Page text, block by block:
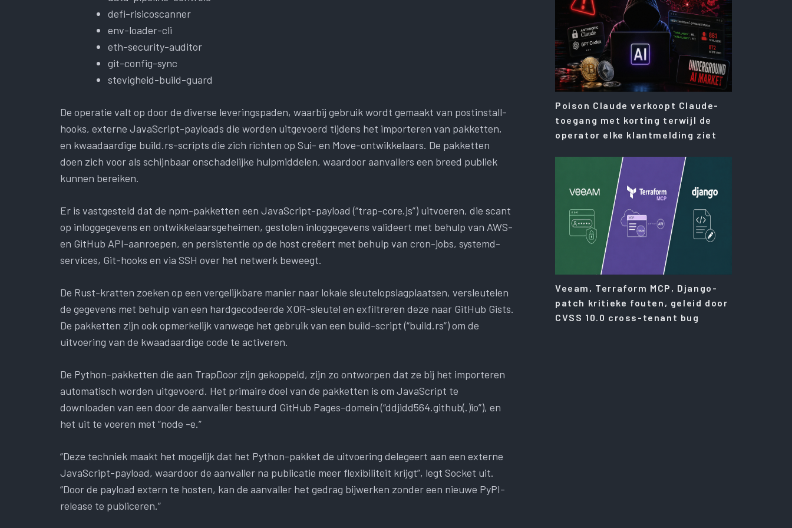
defi-risicoscanner
env-loader-cli
eth-security-auditor
git-config-sync
stevigheid-build-guard
De operatie valt op door de diverse leveringspaden, waarbij gebruik wordt gemaakt van postinstall-
hooks, externe JavaScript-payloads die worden uitgevoerd tijdens het importeren van pakketten,
en kwaadaardige build.rs-scripts die zich richten op Sui- en Move-ontwikkelaars. De pakketten
doen zich voor als schijnbaar onschadelijke hulpmiddelen, waardoor aanvallers een breed publiek
kunnen bereiken.
Er is vastgesteld dat de npm-pakketten een JavaScript-payload (“trap-core.js”) uitvoeren, die scant
op inloggegevens en ontwikkelaarsgeheimen, gestolen inloggegevens valideert met behulp van AWS-
en GitHub API-aanroepen, en persistentie op de host creëert met behulp van cron-jobs, systemd-
services, Git-hooks en via SSH over het netwerk beweegt.
De Rust-kratten zoeken op een vergelijkbare manier naar lokale sleutelopslagplaatsen, versleutelen
de gegevens met behulp van een hardgecodeerde XOR-sleutel en exfiltreren deze naar GitHub Gists.
De pakketten zijn ook opmerkelijk vanwege het gebruik van een build-script (“build.rs”) om de
uitvoering van de kwaadaardige code te activeren.
De Python-pakketten die aan TrapDoor zijn gekoppeld, zijn zo ontworpen dat ze bij het importeren
automatisch worden uitgevoerd. Het primaire doel van de pakketten is om JavaScript te
downloaden van een door de aanvaller bestuurd GitHub Pages-domein (“ddjidd564.github(.)io”), en
het uit te voeren met “node -e.”
“Deze techniek maakt het mogelijk dat het Python-pakket de uitvoering delegeert aan een externe
JavaScript-payload, waardoor de aanvaller na publicatie meer flexibiliteit krijgt”, legt Socket uit.
“Door de payload extern te hosten, kan de aanvaller het gedrag bijwerken zonder een nieuwe PyPI-
release te publiceren.”
Poison Claude verkoopt Claude-
toegang met korting terwijl de
operator elke klantmelding ziet
Veeam, Terraform MCP, Django-
patch kritieke fouten, geleid door
CVSS 10.0 cross-tenant bug